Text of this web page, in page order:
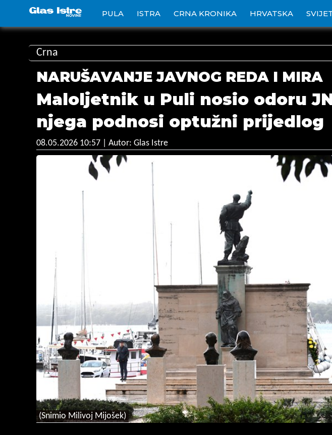
PULA ISTRA CRNA KRONIKA HRVATSKA
Crna
NARUŠAVANJE JAVNOG REDA I MIRA
Maloljetnik u Puli nosio odoru
njega podnosi optužni prijedlog
08.05.2026 10:57 | Autor: Glas Istre
(Snimio Milivoj Mijošek)